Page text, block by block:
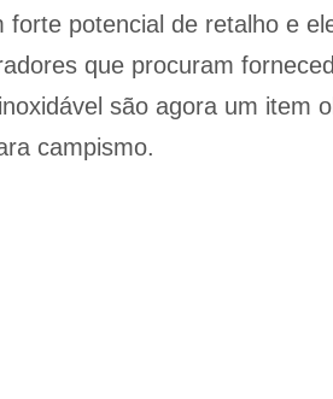
forte potencial de retalho e
que procuram
são agora um item
campismo.